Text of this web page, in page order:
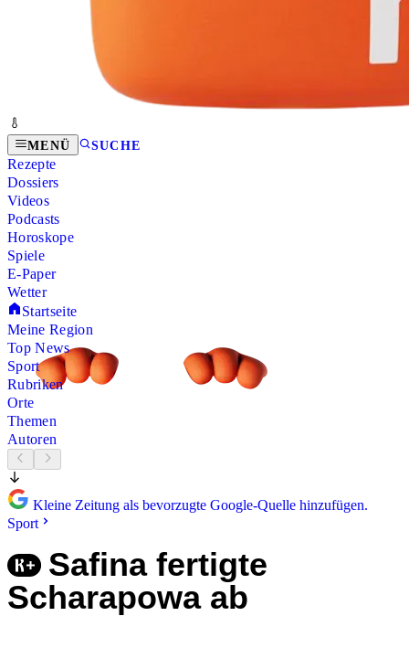
MENÜ SUCHE
Rezepte
Dossiers
Videos
Podcasts
Horoskope
Spiele
E-Paper
Wetter
Startseite
Meine Region
Top News
Sport
Rubriken
Orte
Themen
Autoren
Kleine Zeitung als bevorzugte Google-Quelle hinzufügen.
Sport
Safina fertigte
Scharapowa ab